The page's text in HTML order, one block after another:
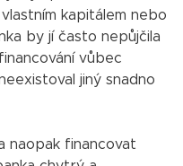
kapitálem nebo
by jí často nepůjčila
vůbec
jiný snadno
naopak financovat